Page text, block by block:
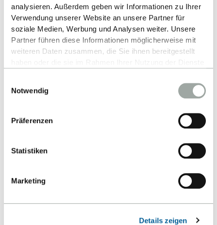
analysieren. Außerdem geben wir Informationen zu Ihrer
Verwendung unserer Website an unsere Partner für
soziale Medien, Werbung und Analysen weiter. Unsere
Partner führen diese Informationen möglicherweise mit
weiteren Daten zusammen, die Sie ihnen bereitgestellt
Alles zum Thema Cookies und personenbezogene
Datenverarbeitung entnehmen Sie unserer
Notwendig
Präferenzen
Statistiken
Marketing
Details zeigen
Nach oben